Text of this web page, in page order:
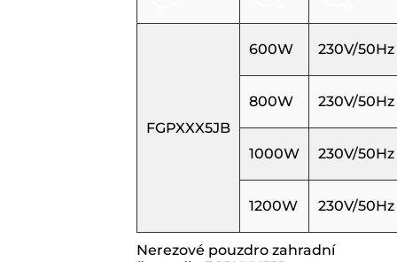
FGPXXX5JB
600W 230V/50Hz
800W 230V/50Hz
1000W 230V/50Hz
1200W 230V/50Hz
Nerezové pouzdro zahradní